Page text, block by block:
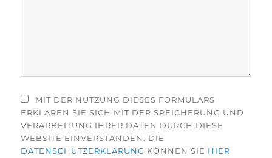
MIT DER NUTZUNG DIESES FORMULARS
ERKLÄREN SIE SICH MIT DER SPEICHERUNG UND
VERARBEITUNG IHRER DATEN DURCH DIESE
WEBSITE EINVERSTANDEN. DIE
DATENSCHUTZERKLÄRUNG KÖNNEN SIE HIER